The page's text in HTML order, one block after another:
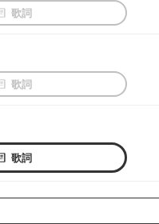
歌詞
歌詞
歌詞